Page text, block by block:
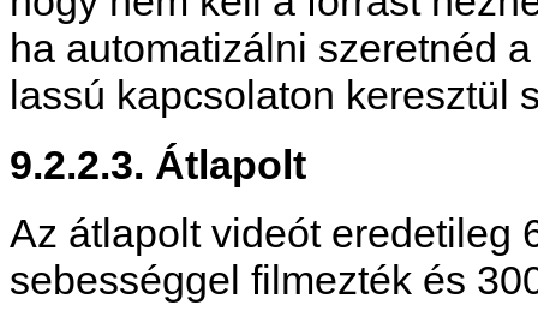
ha automatizálni szeretnéd
lassú kapcsolaton keresztül
9.2.2.3. Átlapolt
Az átlapolt videót eredetileg
sebességgel filmezték és